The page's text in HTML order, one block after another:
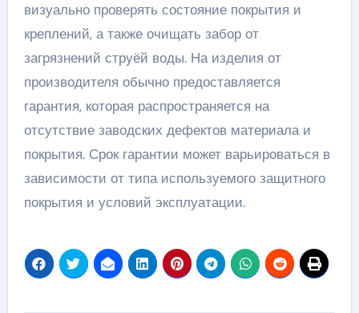
визуально проверять состояние покрытия и
креплений, а также очищать забор от
загрязнений струёй воды. На изделия от
производителя обычно предоставляется
гарантия, которая распространяется на
отсутствие заводских дефектов материала и
покрытия. Срок гарантии может варьироваться в
зависимости от типа используемого защитного
покрытия и условий эксплуатации.